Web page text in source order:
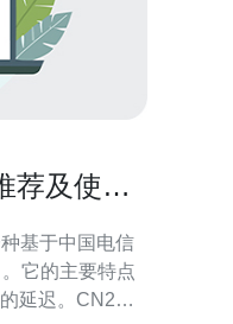
荐及使用
它的主要特点
延迟。CN2网